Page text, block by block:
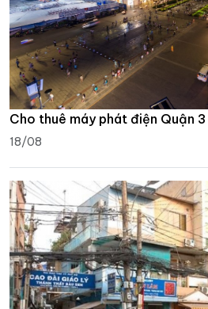
Cho thuê máy phát điện Quận 3
18/08